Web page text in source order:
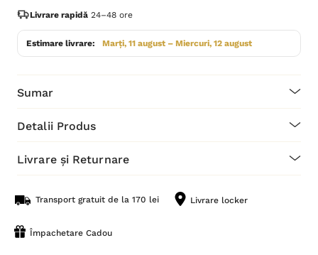
Livrare rapidă 24–48 ore
Estimare livrare: Marți, 11 august – Miercuri, 12 august
Sumar
Detalii Produs
Livrare și Returnare
Transport gratuit de la 170 lei Livrare locker
Împachetare Cadou